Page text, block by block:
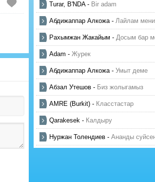
Turar, B'NDA- Bir adam
Абдижаппар Алкожа- Лайлам
Рахымжан Жакайым - Досым бар
Adam - Журек
Абдижаппар Алкожа- Умыт деме
Абзал Утешов - Биз жолыгамыз
AMRE (Burkit) - Класстастар
Qarakesek - Калдыру
Нуржан Толендиев - Ананды суйсен,